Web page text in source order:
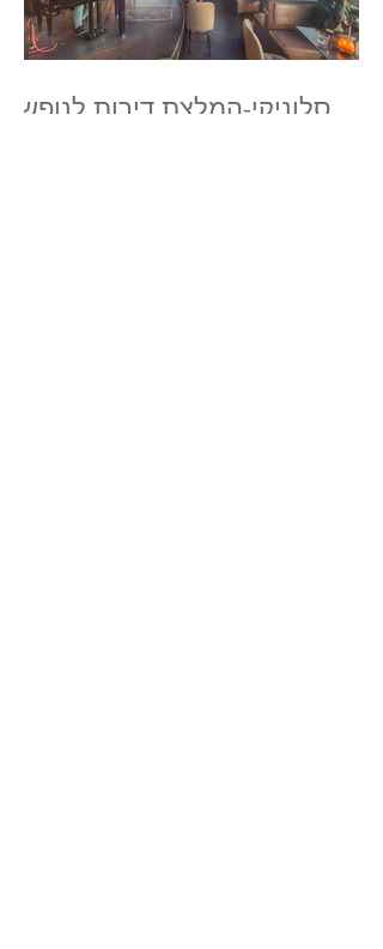
סלוניקי-המלצת דירות לנופש,